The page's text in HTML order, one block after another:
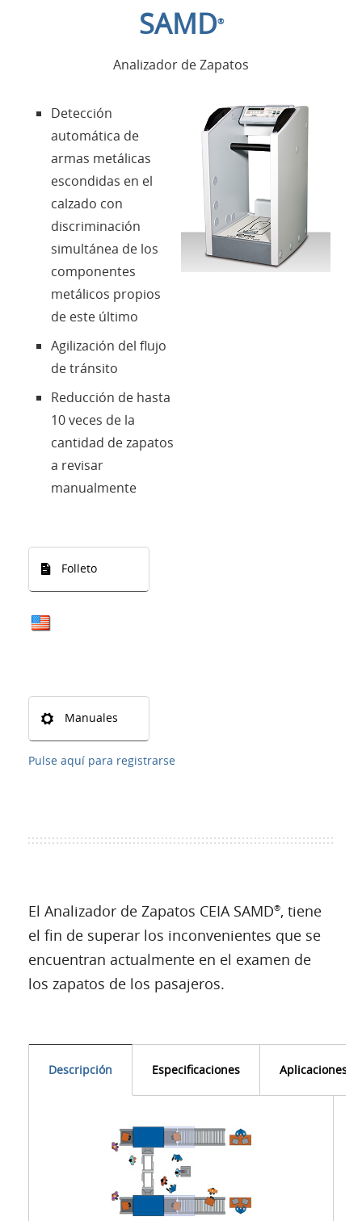
Presentación
Contactos
Login
Lengua
SAMD®
Analizador de Zapatos
Detección
automática de
armas metálicas
escondidas en el
calzado con
discriminación
simultánea de los
componentes
metálicos propios
de este último
Agilización del flujo
de tránsito
Reducción de hasta
10 veces de la
cantidad de zapatos
a revisar
manualmente
Folleto
Manuales
Pulse aquí para registrarse
El Analizador de Zapatos CEIA SAMD®, tiene
el fin de superar los inconvenientes que se
encuentran actualmente en el examen de
los zapatos de los pasajeros.
Descripción Especificaciones Aplicaciones